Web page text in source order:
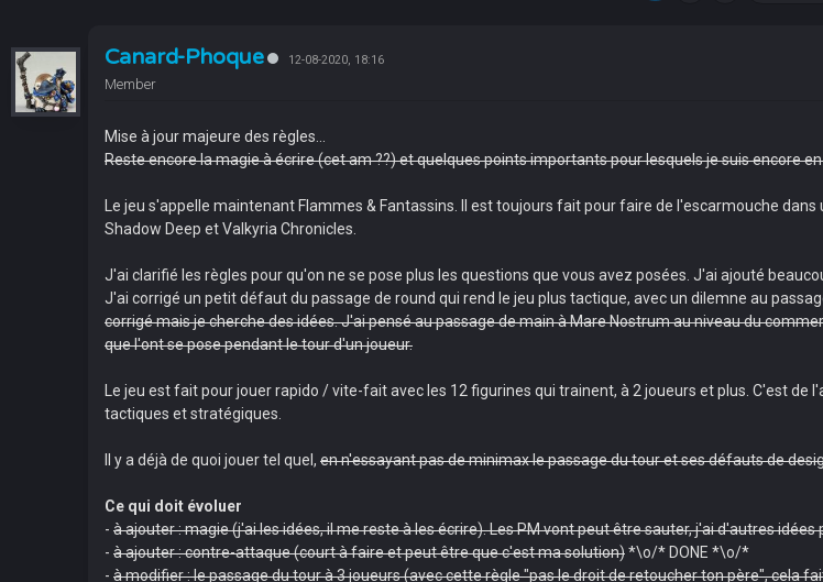
Canard-Phoque 12-08-2020, 18:16
Member
Mise à jour majeure des règles...
Reste encore la magie à écrire (cet am ??) et quelques points importants pour lesquels je suis encore
Le jeu s'appelle maintenant Flammes & Fantassins. Il est toujours fait pour faire de l'escarmouche
Shadow Deep et Valkyria Chronicles.
J'ai clarifié les règles pour qu'on ne se pose plus les questions que vous avez posées. J'ai ajouté
J'ai corrigé un petit défaut du passage de round qui rend le jeu plus tactique, avec un dilemne au
corrigé mais je cherche des idées. J'ai pensé au passage de main à Mare Nostrum au niveau du
que l'ont se pose pendant le tour d'un joueur.
Le jeu est fait pour jouer rapido / vite-fait avec les 12 figurines qui trainent, à 2 joueurs et plus. C'est
tactiques et stratégiques.
Il y a déjà de quoi jouer tel quel, en n'essayant pas de minimax le passage du tour et ses défauts de
Ce qui doit évoluer
- à ajouter : magie (j'ai les idées, il me reste à les écrire). Les PM vont peut être sauter, j'ai d'autres
- à ajouter : contre-attaque (court à faire et peut être que c'est ma solution)*\o/* DONE *\o/*
- à modifier : le passage du tour à 3 joueurs (avec cette règle "pas le droit de retoucher ton père", cela